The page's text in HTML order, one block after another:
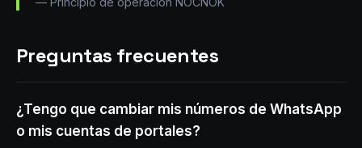
Preguntas frecuentes
¿Tengo que cambiar mis números de WhatsApp
o mis cuentas de portales?